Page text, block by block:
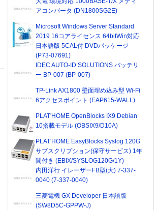
アコンバータ (DN1800SG2E)
Microsoft Windows Server Standard
2019 16コアライセンス 64bitWin対応
日本語版 5CAL付 DVDパッケージ
(P73-07691)
IDEC AUTO-ID SOLUTIONS バッテリ
ー BP-007 (BP-007)
TP-Link AX1800 壁面埋め込み型 Wi-Fi
6アクセスポイント (EAP615-WALL)
PLAT'HOME OpenBlocks IX9 Debian
10搭載モデル (OBSIX9/D10A)
PLAT'HOME EasyBlocks Syslog 120G
サブスクリプション(保守サービス) 1年
間付き (EBIX/SYSLOG120G/1Y)
内田洋行 イレーザーFB型(大) 7-337-
0040 (7-337-0040)
三菱電機 GX Developer 日本語版
(SW8D5C-GPPW-J)